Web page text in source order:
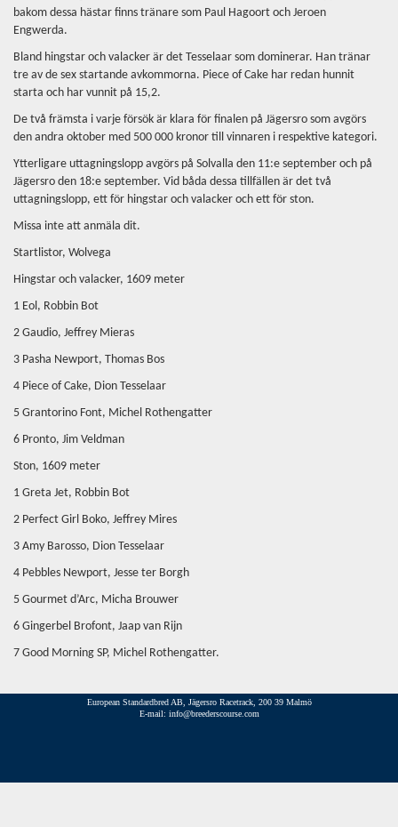
bakom dessa hästar finns tränare som Paul Hagoort och Jeroen
Engwerda.
Bland hingstar och valacker är det Tesselaar som dominerar. Han tränar
tre av de sex startande avkommorna. Piece of Cake har redan hunnit
starta och har vunnit på 15,2.
De två främsta i varje försök är klara för finalen på Jägersro som avgörs
den andra oktober med 500 000 kronor till vinnaren i respektive kategori.
Ytterligare uttagningslopp avgörs på Solvalla den 11:e september och på
Jägersro den 18:e september. Vid båda dessa tillfällen är det två
uttagningslopp, ett för hingstar och valacker och ett för ston.
Missa inte att anmäla dit.
Startlistor, Wolvega
Hingstar och valacker, 1609 meter
1 Eol, Robbin Bot
2 Gaudio, Jeffrey Mieras
3 Pasha Newport, Thomas Bos
4 Piece of Cake, Dion Tesselaar
5 Grantorino Font, Michel Rothengatter
6 Pronto, Jim Veldman
Ston, 1609 meter
1 Greta Jet, Robbin Bot
2 Perfect Girl Boko, Jeffrey Mires
3 Amy Barosso, Dion Tesselaar
4 Pebbles Newport, Jesse ter Borgh
5 Gourmet d’Arc, Micha Brouwer
6 Gingerbel Brofont, Jaap van Rijn
7 Good Morning SP, Michel Rothengatter.
European Standardbred AB, Jägersro Racetrack, 200 39 Malmö
E-mail: info@breederscourse.com